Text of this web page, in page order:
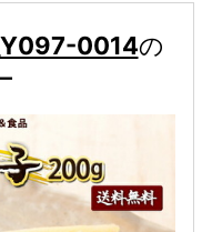
0014の